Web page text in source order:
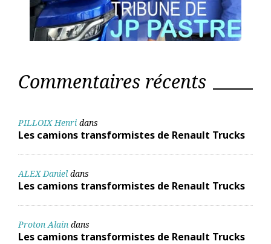
Commentaires récents
PILLOIX Henri dans
Les camions transformistes de Renault Trucks
ALEX Daniel dans
Les camions transformistes de Renault Trucks
Proton Alain dans
Les camions transformistes de Renault Trucks